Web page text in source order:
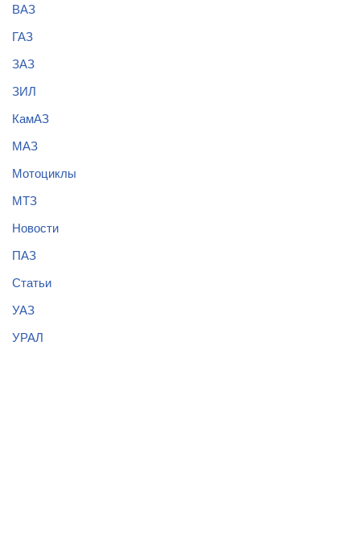
ВАЗ
ГАЗ
ЗАЗ
ЗИЛ
КамАЗ
МАЗ
Мотоциклы
МТЗ
Новости
ПАЗ
Статьи
УАЗ
УРАЛ